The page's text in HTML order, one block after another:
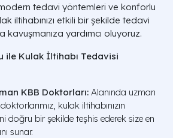
tedavi yöntemleri ve konforlu
iltihabınızı etkili bir şekilde tedavi
kavuşmanıza yardımcı oluyoruz.
ile Kulak İltihabı Tedavisi
KBB Doktorları: Alanında uzman
kulak iltihabınızın
doğru bir şekilde teşhis ederek size en
sunar.